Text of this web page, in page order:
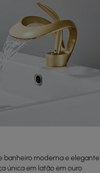
banheiro moderna e elegante
única em latão em ouro